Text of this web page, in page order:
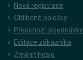
Nová registrace
Oblíbené položky
Předchozí objednávky
Editace zákazníka
Změnit heslo